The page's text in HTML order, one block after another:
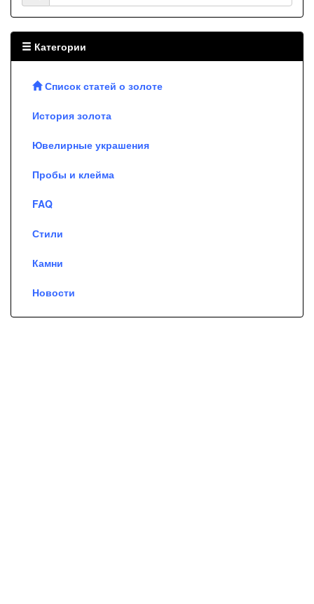
Категории
Список статей о золоте
История золота
Ювелирные украшения
Пробы и клейма
FAQ
Стили
Камни
Новости